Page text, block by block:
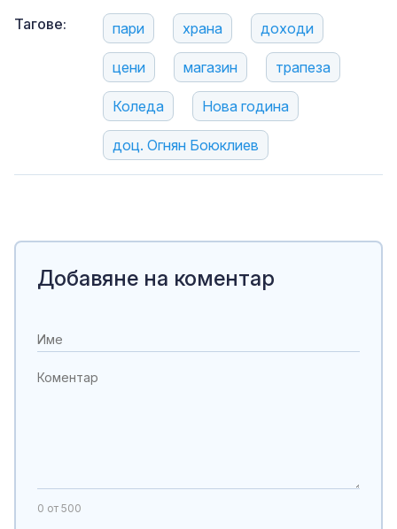
Тагове: пари храна доходи
цени магазин трапеза
Коледа Нова година
доц. Огнян Боюклиев
Добавяне на коментар
0 от 500